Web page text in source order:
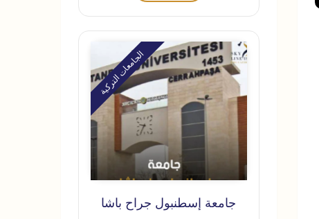
الجامعات التركية
جامعة إسطنبول جراح باشا